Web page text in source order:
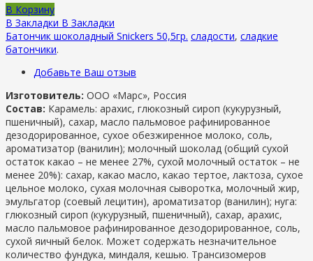
В Корзину
В Закладки В Закладки
Батончик шоколадный Snickers 50,5гр. сладости, сладкие
батончики.
Добавьте Ваш отзыв
Изготовитель: ООО «Марс», Россия
Состав: Карамель: арахис, глюкозный сироп (кукурузный,
пшеничный), сахар, масло пальмовое рафинированное
дезодорированное, сухое обезжиренное молоко, соль,
ароматизатор (ванилин); молочный шоколад (общий сухой
остаток какао – не менее 27%, сухой молочный остаток – не
менее 20%): сахар, какао масло, какао тертое, лактоза, сухое
цельное молоко, сухая молочная сыворотка, молочный жир,
эмульгатор (соевый лецитин), ароматизатор (ванилин); нуга:
глюкозный сироп (кукурузный, пшеничный), сахар, арахис,
масло пальмовое рафинированное дезодорированное, соль,
сухой яичный белок. Может содержать незначительное
количество фундука, миндаля, кешью. Трансизомеров